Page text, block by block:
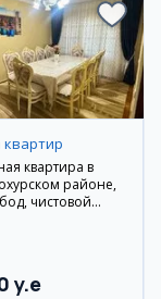
квартира в
районе,
чистовой
y.e